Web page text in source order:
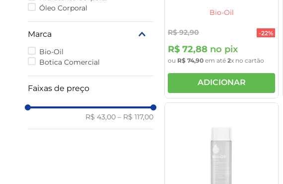
Óleo Corporal
Marca
Bio-Oil
Botica Comercial
Faixas de preço
R$ 43,00 – R$ 117,00
Bio-Oil
R$ 92,90 -22%
R$ 72,88 no pix
ou R$ 74,90 em até 2x no cartão
ADICIONAR